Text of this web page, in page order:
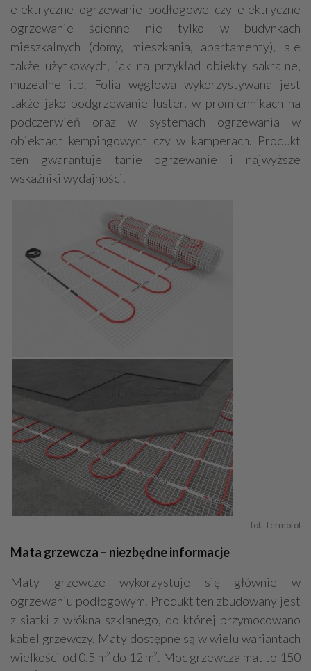
elektryczne ogrzewanie podłogowe czy elektryczne
ogrzewanie ścienne nie tylko w budynkach
mieszkalnych (domy, mieszkania, apartamenty), ale
także użytkowych, jak na przykład obiekty sakralne,
muzealne itp. Folia węglowa wykorzystywana jest
także jako podgrzewanie luster, w promiennikach na
podczerwień oraz w systemach ogrzewania w
obiektach kempingowych czy w kamperach. Produkt
ten gwarantuje tanie ogrzewanie i najwyższe
wskaźniki wydajności.
fot. Termofol
Mata grzewcza – niezbędne informacje
Maty grzewcze wykorzystuje się głównie w
ogrzewaniu podłogowym. Produkt ten zbudowany jest
z siatki z włókna szklanego, do której przymocowano
kabel grzewczy. Maty dostępne są w wielu wariantach
wielkości od 0,5 m² do 12 m². Moc grzewcza mat to 150